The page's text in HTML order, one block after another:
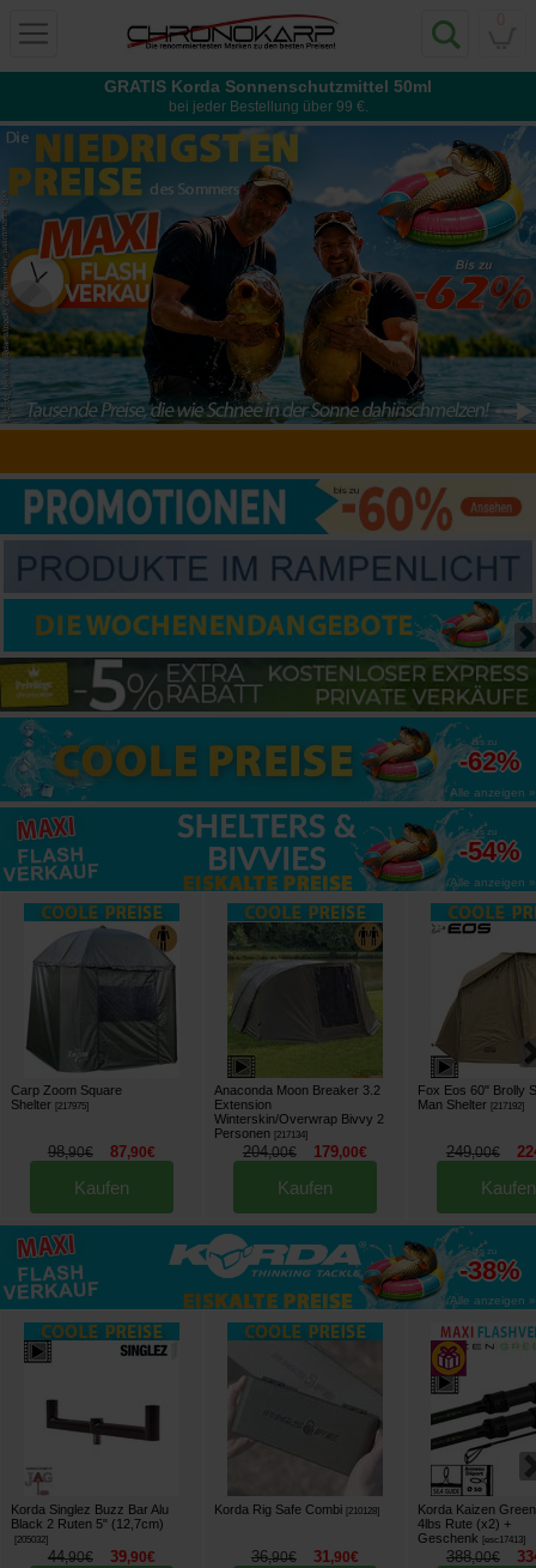
GRATIS Korda Sonnenschutzmittel 50ml
bei jeder Bestellung über 99 €.
bis zu
-62%
Alle anzeigen »
bis zu
-54%
Alle anzeigen »
Carp Zoom Square
Shelter [217975]
98,90€ 87,90€
Kaufen
Anaconda Moon Breaker 3.2
Extension
Winterskin/Overwrap Bivvy 2
Personen [217134]
204,00€ 179,00€
Kaufen
Fox Eos 60" Brolly
Man Shelter [217192]
249,00€
Kaufen
bis zu
-38%
Alle anzeigen »
Korda Singlez Buzz Bar Alu
Black 2 Ruten 5" (12,7cm)
[205032]
44,90€ 39,90€
Korda Rig Safe Combi [210128]
36,90€ 31,90€
Korda Kaizen
4lbs Rute (x2) +
Geschenk
[esc17413]
388,00€